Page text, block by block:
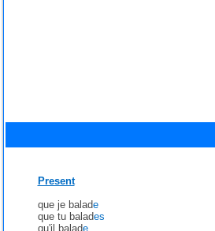
Present
que je balade
que tu balades
qu'il balade